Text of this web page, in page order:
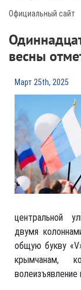
Официальный сайт
весны
Март 25th, 2025
центральной
двумя
общую букву
крымчанам,